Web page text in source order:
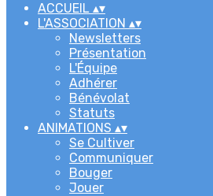
ACCUEIL ▴▾
L'ASSOCIATION ▴▾
Newsletters
Présentation
L'Équipe
Adhérer
Bénévolat
Statuts
ANIMATIONS ▴▾
Se Cultiver
Communiquer
Bouger
Jouer